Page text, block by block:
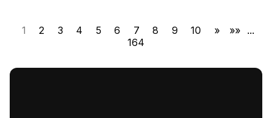
1 2 3 4 5 6 7 8 9 10 » »» ...
164